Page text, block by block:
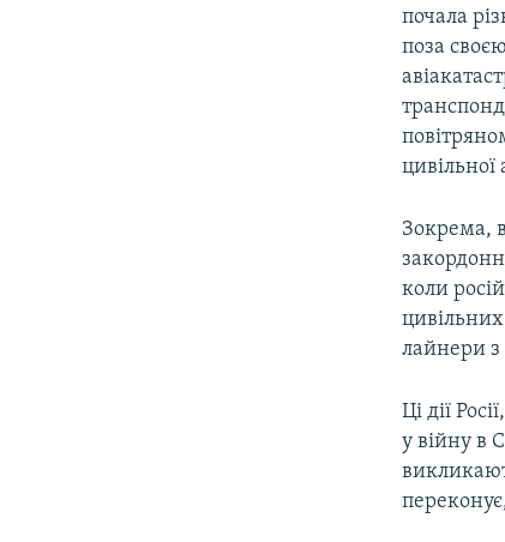
почала
поза
цивільної
Зокрема, в
коли
цивільних
лайнери
Ці дії
у війну в